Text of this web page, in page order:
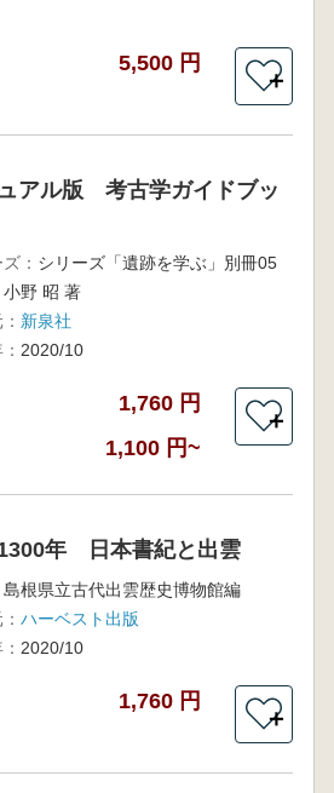
5,500 円
＋
アル版 考古学ガイドブッ
： シリーズ「遺跡を学ぶ」別冊05
小野 昭 著
新泉社
2020/10
1,760 円
1,100 円~
＋
年 日本書紀と出雲
島根県立古代出雲歴史博物館編
ハーベスト出版
2020/10
1,760 円
＋